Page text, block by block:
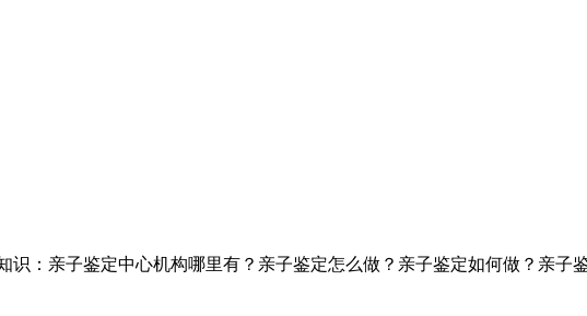
识：亲子鉴定中心机构哪里有？亲子鉴定怎么做？亲子鉴定如何做？亲